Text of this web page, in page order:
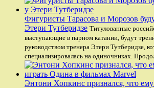
Фигуристы Тарасова и Морозов
Этери Тутберидзе Титулованные
выступающие в парном катании, будут
руководством тренера Этери Тутберидзе,
специализировалась на одиночниках.
Энтони Хопкинс признался, что